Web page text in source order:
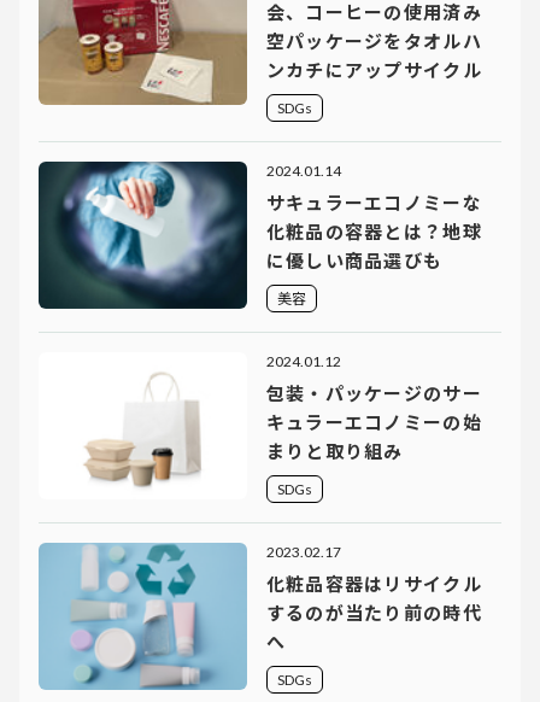
会、コーヒーの使用済み
空パッケージをタオルハ
ンカチにアップサイクル
SDGs
2024.01.14
サキュラーエコノミーな
化粧品の容器とは？地球
に優しい商品選びも
美容
2024.01.12
包装・パッケージのサー
キュラーエコノミーの始
まりと取り組み
SDGs
2023.02.17
化粧品容器はリサイクル
するのが当たり前の時代
へ
SDGs